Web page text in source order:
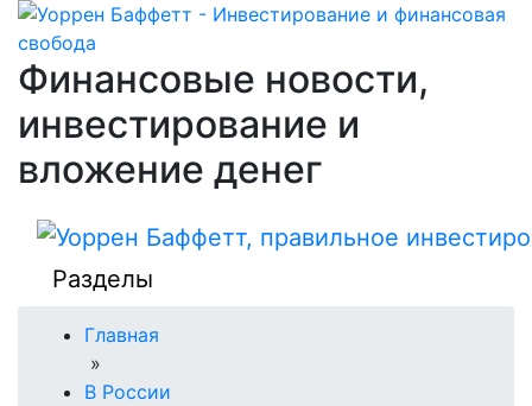
Финансовые новости,
инвестирование и
вложение денег
Разделы
Главная
»
В России